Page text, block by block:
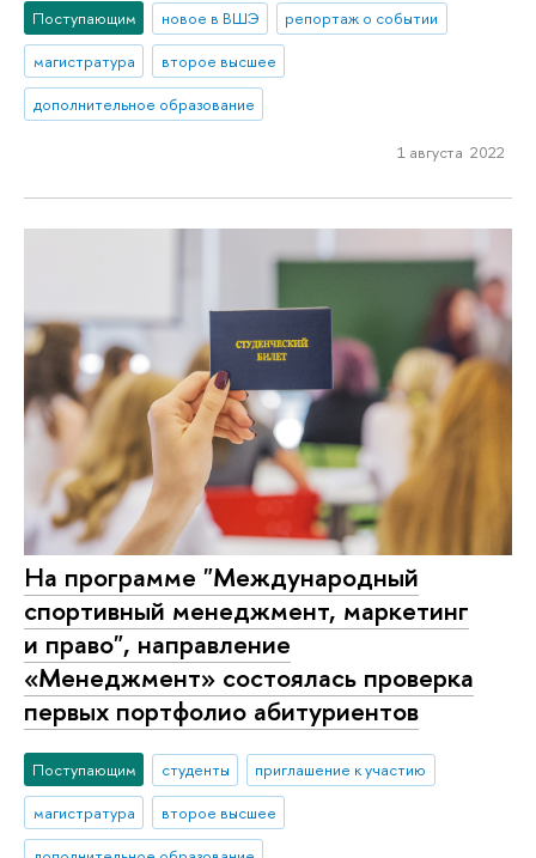
Поступающим новое в ВШЭ
репортаж о событии
магистратура
второе высшее
дополнительное образование
1 августа 2022
На программе "Международный
спортивный менеджмент, маркетинг
и право", направление
«Менеджмент» состоялась проверка
первых портфолио абитуриентов
Поступающим студенты
приглашение к участию
магистратура
второе высшее